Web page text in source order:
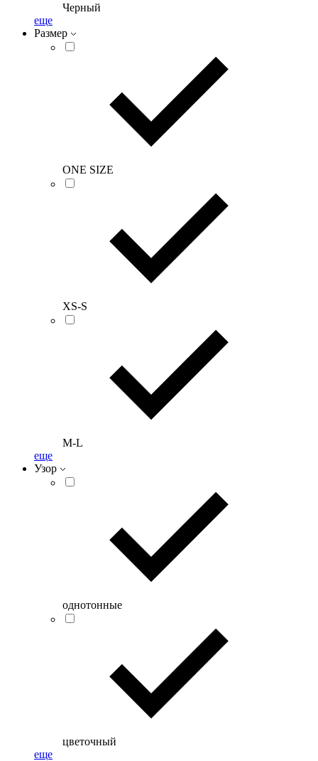
Черный
еще
Размер
ONE SIZE
XS-S
M-L
еще
Узор
однотонные
цветочный
еще